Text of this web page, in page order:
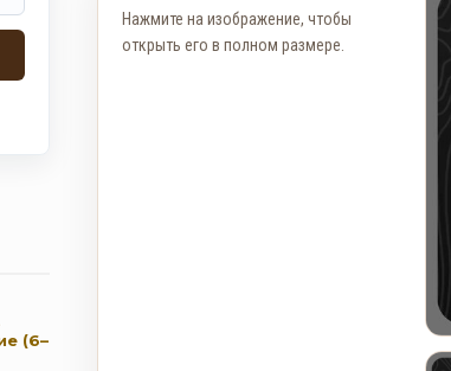
(6–
номерной знак LS Pounders в
GTA Online на этой неделе
Нажмите на изображение, чтобы
открыть его в полном размере.